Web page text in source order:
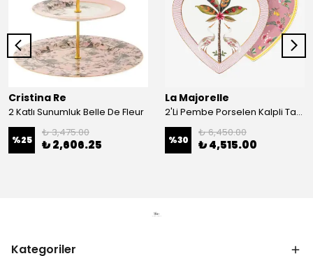
Cristina Re
2 Katlı Sunumluk Belle De Fleur
%25
₺ 3,475.00
₺ 2,606.25
La Majorelle
2'Li Pembe Porselen Kalpli Tabak 21,5 Cm La Majorelle
%30
₺ 6,450.00
₺ 4,515.00
Kategoriler